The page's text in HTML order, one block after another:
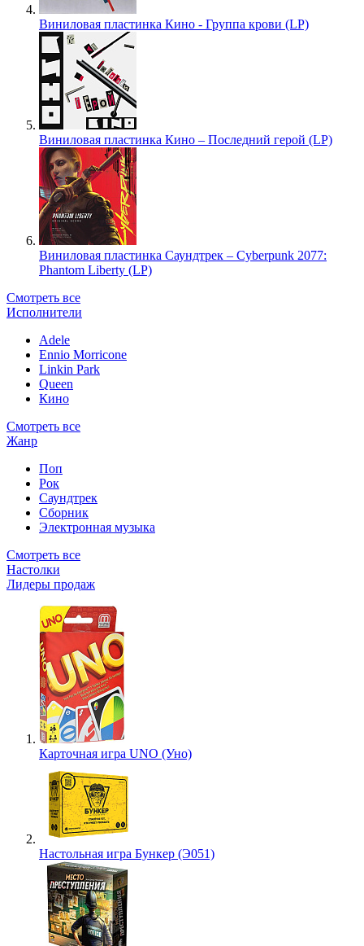
Виниловая пластинка Кино - Группа крови (LP)
Виниловая пластинка Кино – Последний герой (LP)
Виниловая пластинка Саундтрек – Cyberpunk 2077:
Phantom Liberty (LP)
Смотреть все
Исполнители
Adele
Ennio Morricone
Linkin Park
Queen
Кино
Смотреть все
Жанр
Поп
Рок
Саундтрек
Сборник
Электронная музыка
Смотреть все
Настолки
Лидеры продаж
Карточная игра UNO (Уно)
Настольная игра Бункер (Э051)